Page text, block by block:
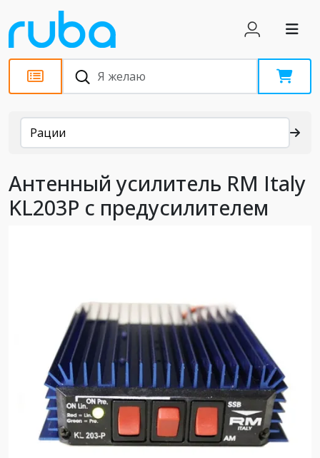
Каталог
Рации
Антенный усилитель RM Italy
KL203P с предусилителем